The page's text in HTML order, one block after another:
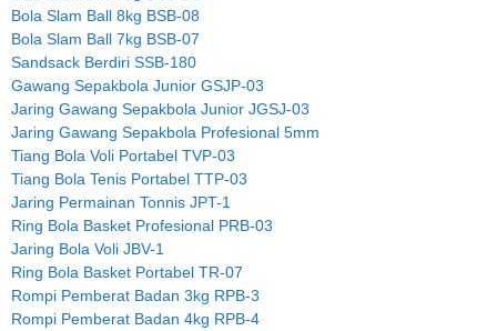
Bola Slam Ball 8kg BSB-08
Bola Slam Ball 7kg BSB-07
Sandsack Berdiri SSB-180
Gawang Sepakbola Junior GSJP-03
Jaring Gawang Sepakbola Junior JGSJ-03
Jaring Gawang Sepakbola Profesional 5mm
Tiang Bola Voli Portabel TVP-03
Tiang Bola Tenis Portabel TTP-03
Jaring Permainan Tonnis JPT-1
Ring Bola Basket Profesional PRB-03
Jaring Bola Voli JBV-1
Ring Bola Basket Portabel TR-07
Rompi Pemberat Badan 3kg RPB-3
Rompi Pemberat Badan 4kg RPB-4